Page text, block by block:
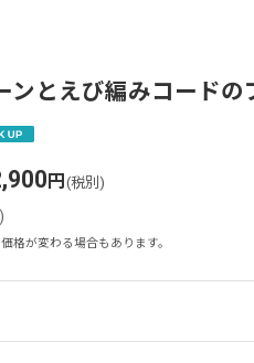
ンとえび編みコード
円 (税別)
)
格が変わる場合もあります。